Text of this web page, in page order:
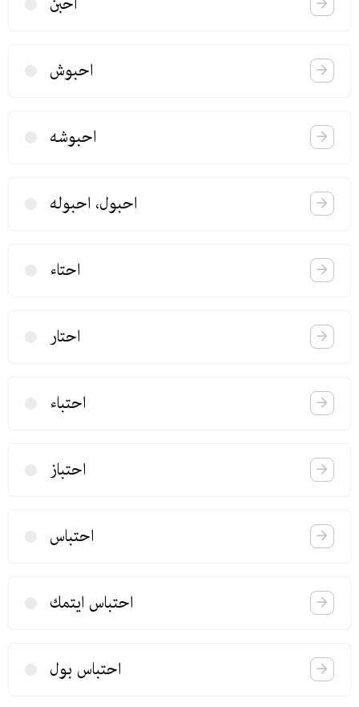
احبوش
احبوشه
احبول، احبوله
احتاء
احتار
احتباء
احتباز
احتباس
احتباس ایتمك
احتباس بول